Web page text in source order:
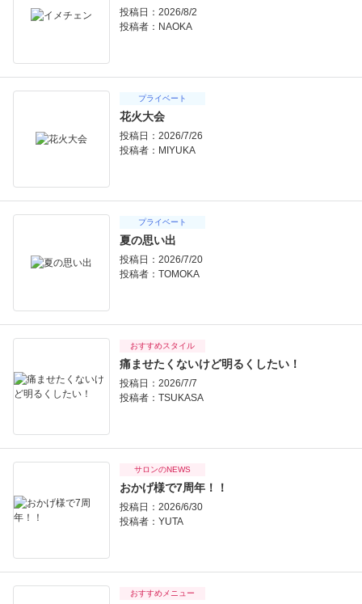
投稿日：2026/8/2
投稿者： NAOKA
プライベート
花火大会
投稿日：2026/7/26
投稿者： MIYUKA
プライベート
夏の思い出
投稿日：2026/7/20
投稿者： TOMOKA
おすすめスタイル
痛ませたくないけど明るくしたい！
投稿日：2026/7/7
投稿者： TSUKASA
サロンのNEWS
おかげ様で7周年！！
投稿日：2026/6/30
投稿者： YUTA
おすすめメニュー